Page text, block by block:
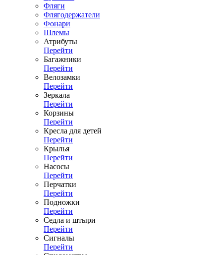
Фляги
Флягодержатели
Фонари
Шлемы
Атрибуты
Перейти
Багажники
Перейти
Велозамки
Перейти
Зеркала
Перейти
Корзины
Перейти
Кресла для детей
Перейти
Крылья
Перейти
Насосы
Перейти
Перчатки
Перейти
Подножки
Перейти
Седла и штыри
Перейти
Сигналы
Перейти